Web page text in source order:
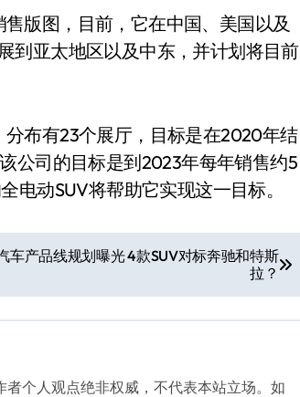
版图，目前，它在中国、美国以及
到亚太地区以及中东，并计划将目前
布有23个展厅，目标是在2020年结
公司的目标是到2023年每年销售约5
电动SUV将帮助它实现这一目标。
车产品线规划曝光 4款SUV对标奔驰和特斯
拉？
者个人观点绝非权威，不代表本站立场。如